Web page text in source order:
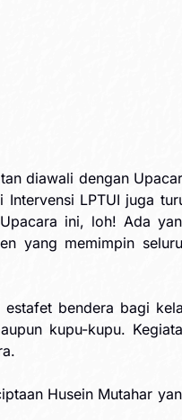
diawali dengan
Intervensi LPTUI juga
ini, loh! Ada
yang memimpin
estafet bendera bagi
kupu-kupu.
Husein Mutahar